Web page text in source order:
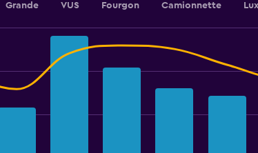
Grande VUS Fourgon Camionnette